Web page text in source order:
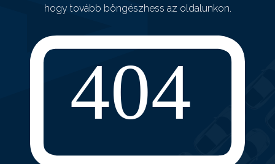
hogy tovább böngészhess az oldalunkon.